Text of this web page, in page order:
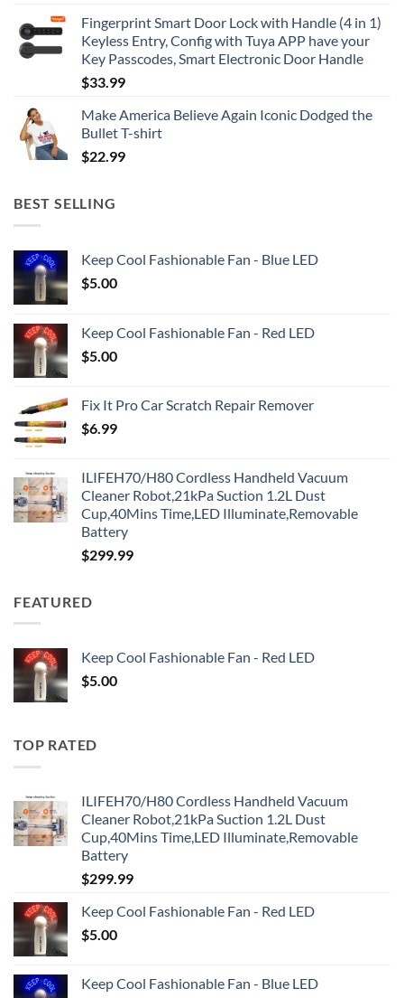
Fingerprint Smart Door Lock with Handle (4 in 1)
Keyless Entry, Config with Tuya APP have your
Key Passcodes, Smart Electronic Door Handle
$33.99
Make America Believe Again Iconic Dodged the
Bullet T-shirt
$22.99
BEST SELLING
Keep Cool Fashionable Fan - Blue LED
$5.00
Keep Cool Fashionable Fan - Red LED
$5.00
Fix It Pro Car Scratch Repair Remover
$6.99
ILIFEH70/H80 Cordless Handheld Vacuum
Cleaner Robot,21kPa Suction 1.2L Dust
Cup,40Mins Time,LED Illuminate,Removable
Battery
$299.99
FEATURED
Keep Cool Fashionable Fan - Red LED
$5.00
TOP RATED
ILIFEH70/H80 Cordless Handheld Vacuum
Cleaner Robot,21kPa Suction 1.2L Dust
Cup,40Mins Time,LED Illuminate,Removable
Battery
$299.99
Keep Cool Fashionable Fan - Red LED
$5.00
Keep Cool Fashionable Fan - Blue LED